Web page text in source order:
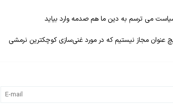
سیاست می ترسم به دین ما هم صدمه وارد بیاید
مجاز نیستیم که در مورد غنی‌سازی کوچکترین نرمشی